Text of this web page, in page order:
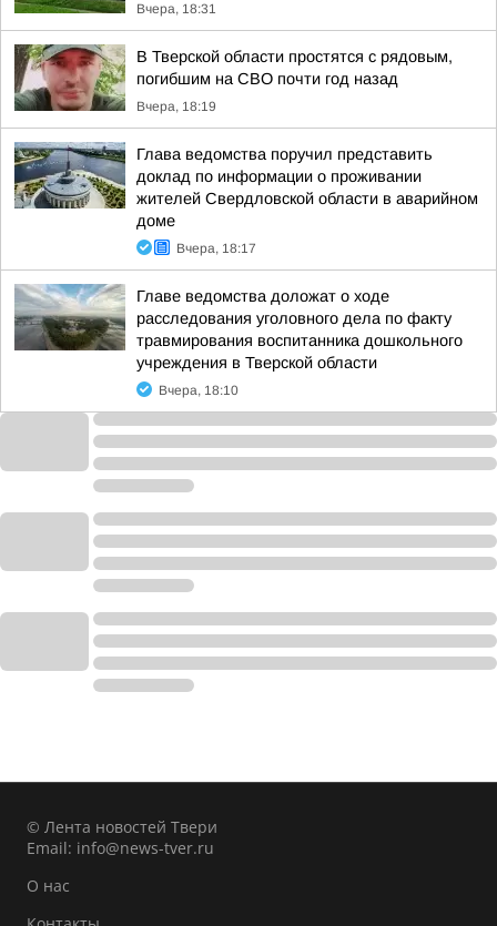
Вчера, 18:31
В Тверской области простятся с рядовым,
погибшим на СВО почти год назад
Вчера, 18:19
Глава ведомства поручил представить
доклад по информации о проживании
жителей Свердловской области в аварийном
доме
Вчера, 18:17
Главе ведомства доложат о ходе
расследования уголовного дела по факту
травмирования воспитанника дошкольного
учреждения в Тверской области
Вчера, 18:10
© Лента новостей Твери
Email: info@news-tver.ru
О нас